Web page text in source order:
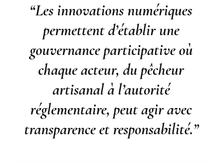
“Les innovations numériques
permettent d’établir une
gouvernance participative où
chaque acteur, du pêcheur
artisanal à l’autorité
réglementaire, peut agir avec
transparence et responsabilité.”